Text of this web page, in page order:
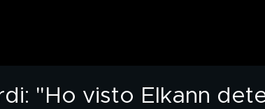
"Ho visto Elkann